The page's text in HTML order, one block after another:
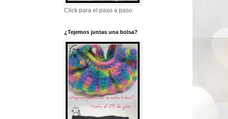
Click para el paso a paso
¿Tejemos juntas una bolsa?